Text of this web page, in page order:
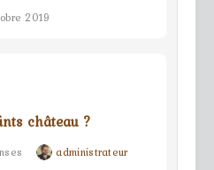
2019
château ?
administrateur